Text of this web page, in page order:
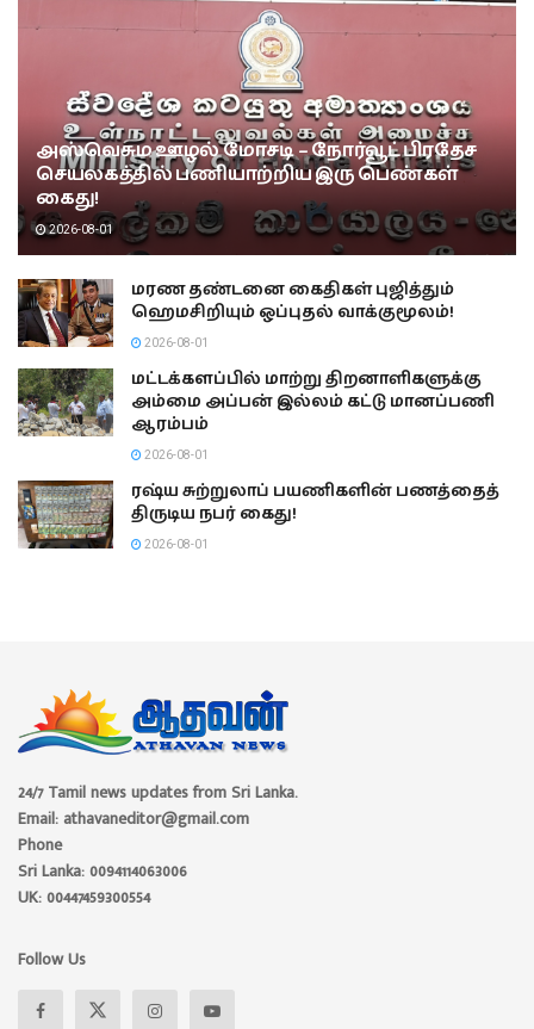
அஸ்வெசும ஊழல் மோசடி – நோர்வூட் பிரதேச
செயலகத்தில் பணியாற்றிய இரு பெண்கள்
கைது!
2026-08-01
மரண தண்டனை கைதிகள் புஜித்தும்
ஹெமசிறியும் ஒப்புதல் வாக்குமூலம்!
2026-08-01
மட்டக்களப்பில் மாற்று திறனாளிகளுக்கு
அம்மை அப்பன் இல்லம் கட்டு மானப்பணி
ஆரம்பம்
2026-08-01
ரஷ்ய சுற்றுலாப் பயணிகளின் பணத்தைத்
திருடிய நபர் கைது!
2026-08-01
24/7 Tamil news updates from Sri Lanka.
Email: athavaneditor@gmail.com
Phone
Sri Lanka: 0094114063006
UK: 00447459300554
Follow Us